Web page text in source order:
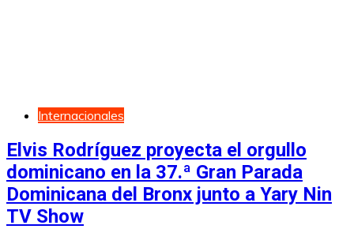
Internacionales
Elvis Rodríguez proyecta el orgullo
dominicano en la 37.ª Gran Parada
Dominicana del Bronx junto a Yary Nin
TV Show